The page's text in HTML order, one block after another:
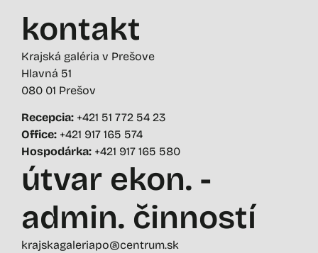
kontakt
Krajská galéria v Prešove
Hlavná 51
080 01 Prešov
Recepcia: +421 51 772 54 23
Office: +421 917 165 574
Hospodárka: +421 917 165 580
útvar ekon. -
admin. činností
krajskagaleriapo@centrum.sk